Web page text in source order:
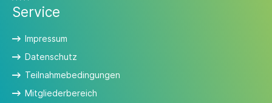
Service
Impressum
Datenschutz
Teilnahmebedingungen
Mitgliederbereich